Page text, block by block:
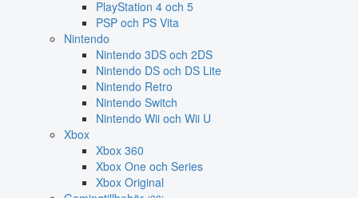
PlayStation 4 och 5
PSP och PS Vita
Nintendo
Nintendo 3DS och 2DS
Nintendo DS och DS Lite
Nintendo Retro
Nintendo Switch
Nintendo Wii och Wii U
Xbox
Xbox 360
Xbox One och Series
Xbox Original